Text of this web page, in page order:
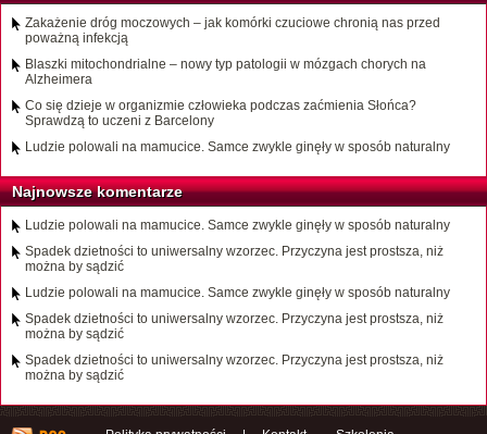
Zakażenie dróg moczowych – jak komórki czuciowe chronią nas przed
poważną infekcją
Blaszki mitochondrialne – nowy typ patologii w mózgach chorych na
Alzheimera
Co się dzieje w organizmie człowieka podczas zaćmienia Słońca?
Sprawdzą to uczeni z Barcelony
Ludzie polowali na mamucice. Samce zwykle ginęły w sposób naturalny
Najnowsze komentarze
Ludzie polowali na mamucice. Samce zwykle ginęły w sposób naturalny
Spadek dzietności to uniwersalny wzorzec. Przyczyna jest prostsza, niż
można by sądzić
Ludzie polowali na mamucice. Samce zwykle ginęły w sposób naturalny
Spadek dzietności to uniwersalny wzorzec. Przyczyna jest prostsza, niż
można by sądzić
Spadek dzietności to uniwersalny wzorzec. Przyczyna jest prostsza, niż
można by sądzić